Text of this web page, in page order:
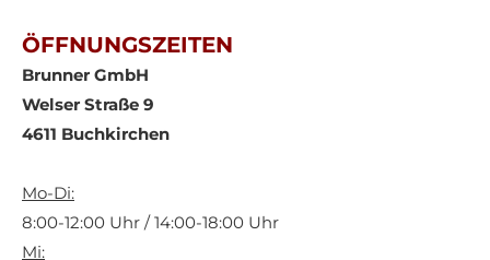
ÖFFNUNGSZEITEN
Brunner GmbH
Welser Straße 9
4611 Buchkirchen
Mo-Di:
8:00-12:00 Uhr / 14:00-18:00 Uhr
Mi: